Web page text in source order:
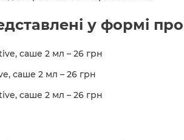
у формі
саше 2 мл – 26 грн
саше 2 мл – 26 грн
саше 2 мл – 26 грн